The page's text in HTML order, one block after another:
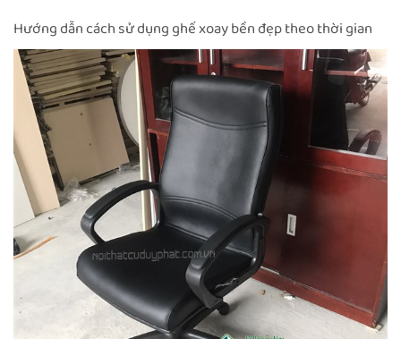
Hướng dẫn cách sử dụng ghế xoay bền đẹp theo thời gian